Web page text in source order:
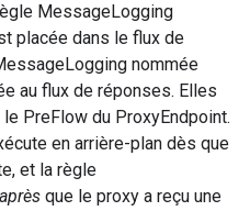
MessageLogging
placée dans le flux de
nommée
au flux de réponses. Elles
PreFlow du ProxyEndpoint.
en arrière-plan dès que
et la règle
après que le proxy a reçu une